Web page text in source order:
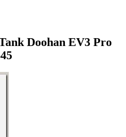
Doohan EV3 Pro